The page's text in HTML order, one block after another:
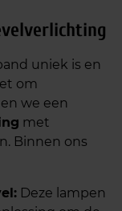
uniek is en
om
we een
met
Binnen ons
Deze lampen